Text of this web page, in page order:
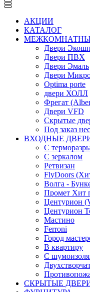
АКЦИИ
КАТАЛОГ
Двери
Двери ПВХ
Двери Эмаль
Двери
Optima porte
двери ХОЛЛ
Фрегат
Двери VFD
Скрытые
Под заказ
ВХОДНЫЕ
С
С зеркалом
Ретвизан
FlyDoors
Волга -
Промет Хит
Центурион
Центурион
Мастино
Ferroni
Город
В квартиру
С
СКРЫТЫЕ